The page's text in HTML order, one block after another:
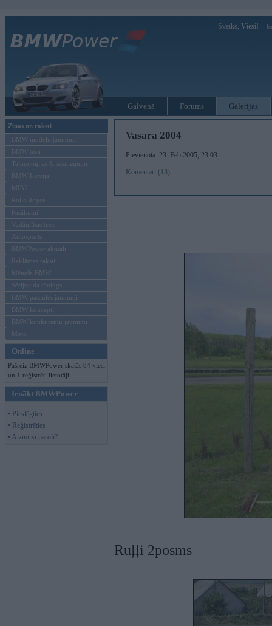
Sveiks, Viesi!
Galvenā Forums Galerijas
Ziņas un raksti
BMW modeļu jaunumi
BMW testi
Tehnoloģijas & sasniegumi
BMW Latvijā
MINI
Rolls-Royce
Pasākumi
Vadāmības tests
Autosports
BMWPower aktuāli
Reklāmas raksti
Mēneša BMW
Sērijveida tūnings
BMW pasaules jaunumi
BMW koncepti
BMW konkurentu jaunumi
Moto
Online
Pašreiz BMWPower skatās 84 viesi
un 1 reģistrēti lietotāji.
Ienākt BMWPower
• Pieslēgties
• Reģistrēties
• Aizmirsi paroli?
Vasara 2004
Pievienota: 23. Feb 2005, 23:03
Komentāri (13)
Ruļļi 2posms